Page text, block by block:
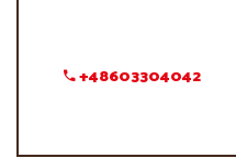
+48603304042